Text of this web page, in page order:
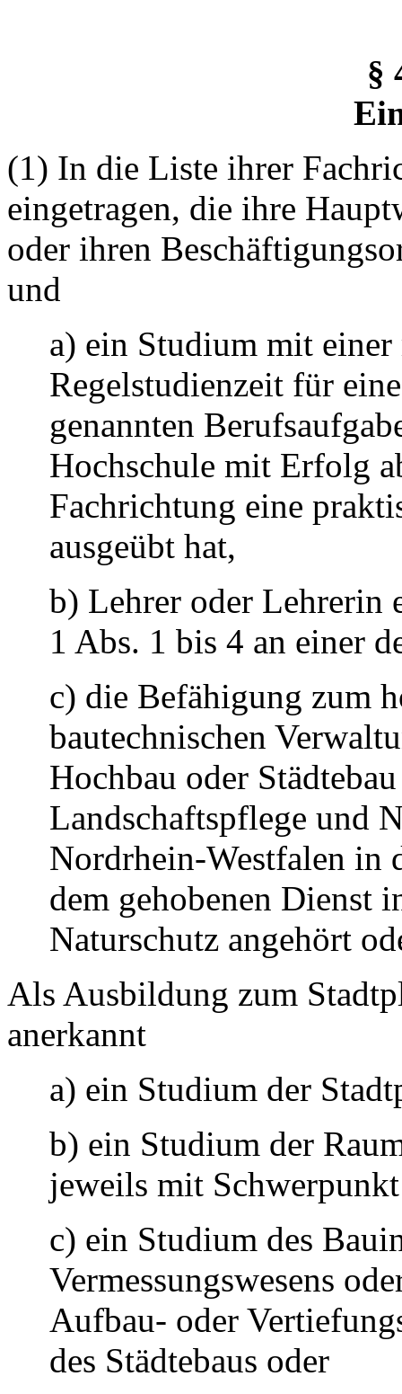
§
(1) In die Liste ihrer
eingetragen, die ihre
oder ihren
und
a) ein Studium mit
Regelstudienzeit für
genannten
Hochschule mit Erfolg
Fachrichtung eine
ausgeübt hat,
b) Lehrer oder Lehrerin
1 Abs. 1 bis 4 an einer
c) die Befähigung zum
bautechnischen
Hochbau oder
Landschaftspflege und
Nordrhein-Westfalen in
dem gehobenen Dienst
Naturschutz angehört
Als Ausbildung zum
anerkannt
a) ein Studium der
b) ein Studium der
jeweils mit
c) ein Studium des
Vermessungswesens
Aufbau- oder
des Städtebaus oder